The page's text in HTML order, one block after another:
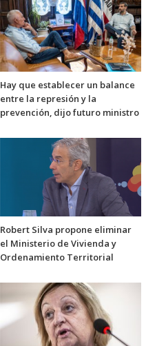
Hay que establecer un balance
entre la represión y la
prevención, dijo futuro ministro
Robert Silva propone eliminar
el Ministerio de Vivienda y
Ordenamiento Territorial